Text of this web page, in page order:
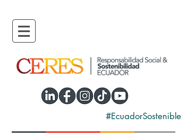
#EcuadorSostenible